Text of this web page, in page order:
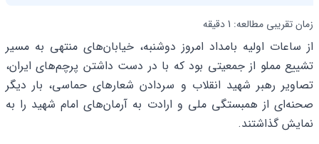
زمان تقریبی مطالعه: 1 دقیقه
از ساعات اولیه بامداد امروز دوشنبه، خیابان‌های منتهی به مسیر
تشییع مملو از جمعیتی بود که با در دست داشتن پرچم‌های ایران،
تصاویر رهبر شهید انقلاب و سردادن شعار‌های حماسی، بار دیگر
صحنه‌ای از همبستگی ملی و ارادت به آرمان‌های امام شهید را به
نمایش گذاشتند.